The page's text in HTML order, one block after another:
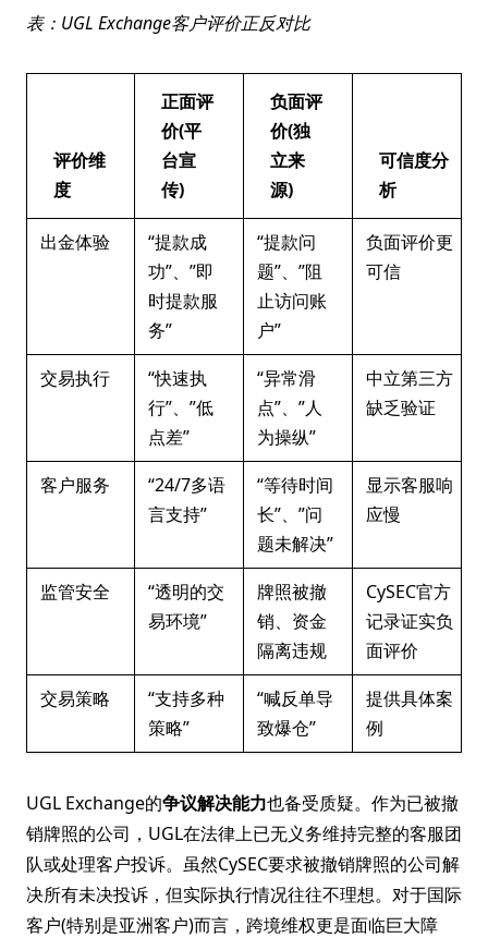
表：UGL Exchange客户评价正反对比
评价维
度
正面评
价(平
台宣
传)
负面评
价(独
立来
源)
可信度分
析
出金体验
“提款成
功”、”即
时提款服
务”
“提款问
题”、”阻
止访问账
户”
负面评价更
可信
交易执行
“快速执
行”、”低
点差”
“异常滑
点”、”人
为操纵”
中立第三方
缺乏验证
客户服务
“24/7多语
言支持”
“等待时间
长”、”问
题未解决”
显示客服响
应慢
监管安全
“透明的交
易环境”
牌照被撤
销、资金
隔离违规
CySEC官方
记录证实负
面评价
交易策略
“支持多种
策略”
“喊反单导
致爆仓”
提供具体案
例
UGL Exchange的争议解决能力也备受质疑。作为已被撤
销牌照的公司，UGL在法律上已无义务维持完整的客服团
队或处理客户投诉。虽然CySEC要求被撤销牌照的公司解
决所有未决投诉，但实际执行情况往往不理想。对于国际
客户(特别是亚洲客户)而言，跨境维权更是面临巨大障